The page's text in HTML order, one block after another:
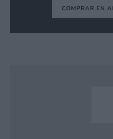
COMPRAR EN